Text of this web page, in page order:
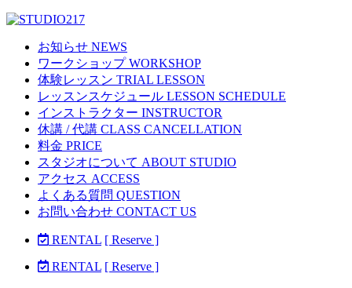
お知らせ NEWS
ワークショップ WORKSHOP
体験レッスン TRIAL LESSON
レッスンスケジュール LESSON SCHEDULE
インストラクター INSTRUCTOR
休講 / 代講 CLASS CANCELLATION
料金 PRICE
スタジオについて ABOUT STUDIO
アクセス ACCESS
よくある質問 QUESTION
お問い合わせ CONTACT US
RENTAL [ Reserve ]
RENTAL [ Reserve ]